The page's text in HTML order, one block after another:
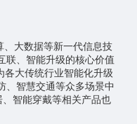
大数据等新一代信息技
联、智能升级的核心价值
各大传统行业智能化升级
、智慧交通等众多场景中
、智能穿戴等相关产品也